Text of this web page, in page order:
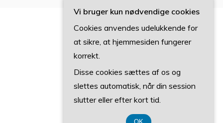
Vi bruger kun nødvendige cookies
Cookies anvendes udelukkende for
at sikre, at hjemmesiden fungerer
korrekt.
Disse cookies sættes af os og
slettes automatisk, når din session
slutter eller efter kort tid.